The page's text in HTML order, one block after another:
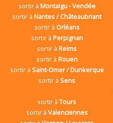
sortir à Montaigu - Vendée
sortir àNantes / Châteaubriant
sortir à Orléans
sortir à Perpignan
sortir àReims
sortir à Rouen
sortir à Saint-Omer / Dunkerque
sortir àSens
sortir àTours
sortir à Valenciennes